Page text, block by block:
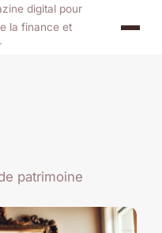
digital pour
la finance et
patrimoine